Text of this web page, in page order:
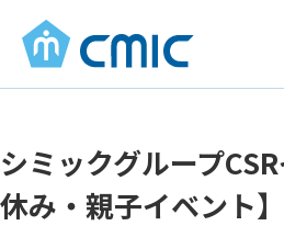
シミックグループ
休み・親子イベント